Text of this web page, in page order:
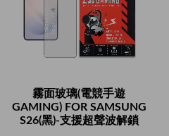
霧面玻璃(電競手遊
GAMING) FOR SAMSUNG
S26(黑)-支援超聲波解鎖